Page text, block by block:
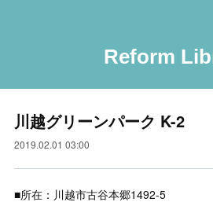
Reform
川越グリーンパーク K-2
2019.02.01 03:00
■所在：川越市古谷本郷1492-5